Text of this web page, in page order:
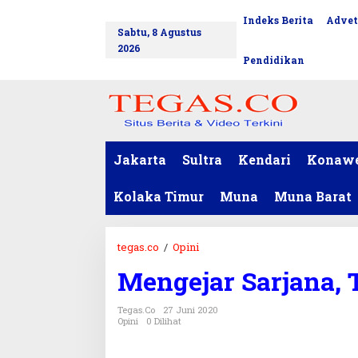
Sabtu, 8 Agustus
2026
Indeks Berita
Pendidikan
Jakarta Sultra Kendari
Kolaka Timur Muna Muna Barat
tegas.co / Opini
n
g
e
Mengejar Sarjana,
Tegas.co
27 Juni 2020
Opini
0 Dilihat